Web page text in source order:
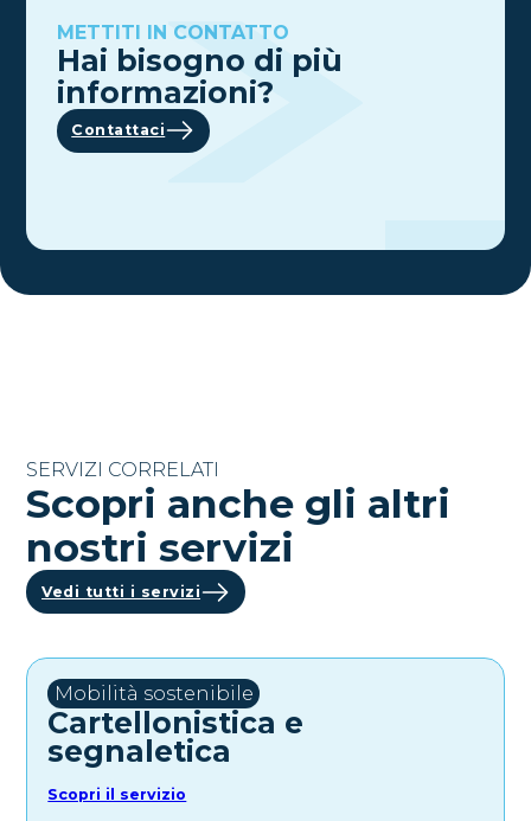
METTITI IN CONTATTO
Hai bisogno di più
informazioni?
Contattaci
SERVIZI CORRELATI
Scopri anche gli altri
nostri servizi
Vedi tutti i servizi
Mobilità sostenibile
Cartellonistica e
segnaletica
Scopri il servizio